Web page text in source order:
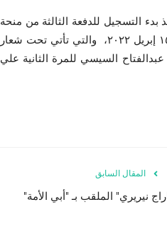
بدء التسجيل للدفعة الثالثة من منحة
ناصر للقيادة الدولية، والتي من المقرر أن يغلق باب التسجيل لها في موعد أقصاه ١٥ إبريل ٢٠٢٢، والتي تأتي تحت شعار
السيسي للمرة الثانية علي
المقال السابق
نيريري" الملقب بـ "أبي الأمة"